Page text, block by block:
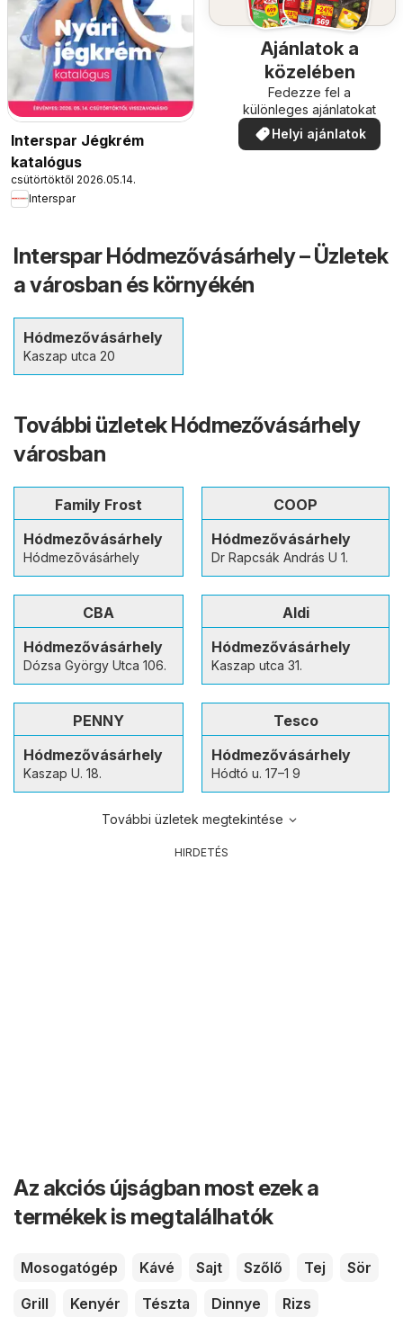
Interspar Jégkrém
katalógus
csütörtöktől 2026.05.14.
Interspar
Ajánlatok a
közelében
Fedezze fel a
különleges ajánlatokat
Helyi ajánlatok
Interspar Hódmezővásárhely – Üzletek
a városban és környékén
Hódmezővásárhely
Kaszap utca 20
További üzletek Hódmezővásárhely
városban
Family Frost
Hódmezõvásárhely
Hódmezõvásárhely
COOP
Hódmezővásárhely
Dr Rapcsák András U 1.
CBA
Hódmezővásárhely
Dózsa György Utca 106.
Aldi
Hódmezővásárhely
Kaszap utca 31.
PENNY
Hódmezővásárhely
Kaszap U. 18.
Tesco
Hódmezővásárhely
Hódtó u. 17–1 9
További üzletek megtekintése
HIRDETÉS
Az akciós újságban most ezek a
termékek is megtalálhatók
Mosogatógép Kávé Sajt Szőlő Tej
Sör
Grill
Kenyér Tészta Dinnye
Rizs